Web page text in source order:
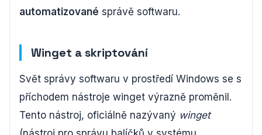
automatizované správě softwaru.
Winget a skriptování
Svět správy softwaru v prostředí Windows se s
příchodem nástroje winget výrazně proměnil.
Tento nástroj, oficiálně nazývaný winget